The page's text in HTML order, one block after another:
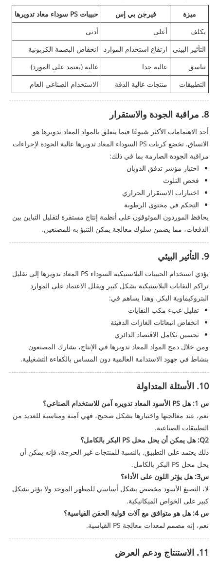
ميزة فيرجن بي إس
حبيبات PS سوداء معاد تدويرها
يكلف
أعلى
أدنى
التأثير البيئي
ارتفاع استخدام الموارد
انخفاض البصمة الكربونية
تناسق
عالية جدا
عالية (يعتمد على المورد)
التطبيقات
منتجات عالية الدقة الاستخدام الصناعي العام
8. مراقبة الجودة والاستقرار
أحد الاهتمامات الأكثر شيوعًا فيما يتعلق بالمواد المعاد تدويرها هو
الاتساق. تخضع كريات PS السوداء المعاد تدويرها عالية الجودة لإجراءات
مراقبة الجودة الصارمة بما في ذلك:
اختبار مؤشر تدفق الذوبان
فحص التلوث
اختبارات الاستقرار الحراري
التحكم في محتوى الرطوبة
يحافظ الموردون الموثوقون على أنظمة إنتاج مستقرة لتقليل التباين بين
الدفعات، مما يضمن سلوك معالجة يمكن التنبؤ به للمصنعين.
9. التأثير البيئي
يؤدي استخدام الحبيبات البلاستيكية السوداء PS المعاد تدويرها إلى تقليل
تراكم النفايات البلاستيكية بشكل كبير ويقلل الاعتماد على الموارد
البتروكيماوية البكر. وهذا يساهم في:
تقليل عبء مكب النفايات
انخفاض انبعاثات الغازات الدفيئة
تحسين تكامل الاقتصاد الدائري
ومن خلال دمج المواد المعاد تدويرها في الإنتاج، يشارك المصنعون
بنشاط في جهود الاستدامة العالمية دون المساس بالكفاءة التشغيلية.
10. الأسئلة المتداولة
س 1: هل PS الأسود المعاد تدويره آمن للاستخدام الصناعي؟
نعم، عند معالجتها واختبارها بشكل صحيح، فهي آمنة ومناسبة للعديد من
التطبيقات الصناعية.
Q2: هل يمكن أن يحل محل PS البكر بالكامل؟
ذلك يعتمد على التطبيق. بالنسبة للمنتجات غير الحرجة، فإنه يمكن أن
يحل محل PS البكر بالكامل.
س3: هل يؤثر اللون على الأداء؟
لا، التصبغ الأسود مخصص بشكل أساسي للمظهر الموحد ولا يؤثر بشكل
كبير على الخواص الميكانيكية.
س 4: هل هو متوافق مع آلات قولبة الحقن القياسية؟
نعم، إنه مصمم لمعدات معالجة PS القياسية.
11. الاستنتاج ودعم العرض